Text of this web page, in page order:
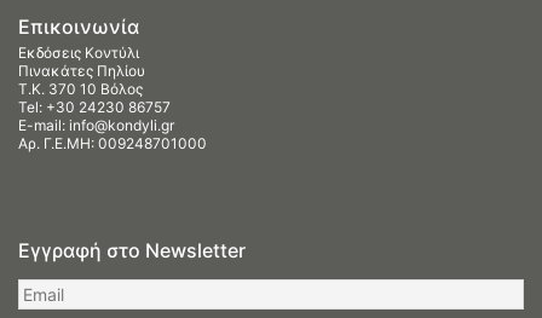
Επικοινωνία
Εκδόσεις Κοντύλι
Πινακάτες Πηλίου
Τ.Κ. 370 10 Βόλος
Tel: +30 24230 86757
E-mail: info@kondyli.gr
Αρ. Γ.Ε.ΜΗ: 009248701000
Εγγραφή στο Newsletter